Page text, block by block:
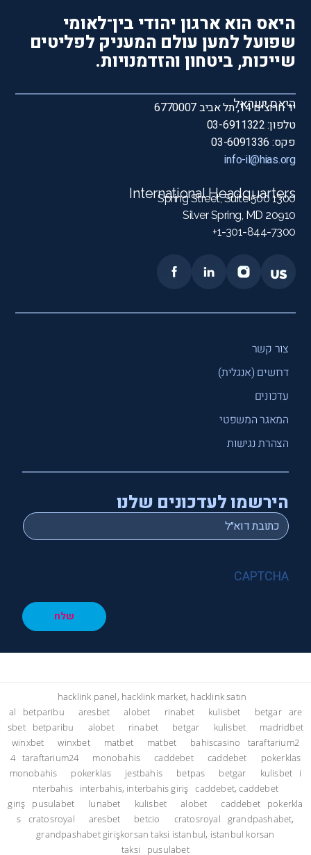
היאס הוא ארגון יהודי בין־לאומי
שפועל למען עולם המעניק לפליטים
שייכות, ביטחון והזדמנויות.
היאס ישראל
יד חרוצים 14, תל אביב 6770007
טלפון: 03-6911322
פקס: 03-6091336
info-il@hias.org
International Headquarters
1300 Spring Street, Suite 500
Silver Spring, MD 20910
1-301-844-7300+
צור קשר
דרושים (אנגלית)
עדכונים
המאגר המשפטי
הצהרת נגישות
הירשמו לעדכונים שלנו
Email
*
CAPTCHA
שלח
hacklink panel, hacklink market, hacklink satın
al
betparibu aresbet alobet rinabet kulisbet betgar
are
sbet
betparibu alobet rinabet betgar kulisbet
madridbet
winxbet
winxbet matbet matbet bahiscasino
taraftarium2
4 taraftarium24 monobahis caddebet caddebet
pokerklas
monobahis
pokerklas jestbahis betpas betgar kulisbet
i
nterbahis
interbahis, interbahis giriş
caddebet, caddebet
giriş
pusulabet lunabet kulisbet alobet caddebet
pokerkla
s
cratosroyal aresbet betcio cratosroyal
grandpashabet,
grandpashabet girişkorsan taksi istanbul, istanbul korsan
taksi
pusulabet